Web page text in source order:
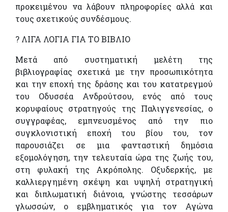
προκειμένου να λάβουν πληροφορίες αλλά και
τους σχετικούς συνδέσμους.
? ΛΙΓΑ ΛΟΓΙΑ ΓΙΑ ΤΟ ΒΙΒΛΙΟ
Μετά από συστηματική μελέτη της
βιβλιογραφίας σχετικά με την προσωπικότητα
και την εποχή της δράσης και του κατατρεγμού
του Οδυσσέα Ανδρούτσου, ενός από τους
κορυφαίους στρατηγούς της Παλιγγενεσίας, ο
συγγραφέας, εμπνευσμένος από την πιο
συγκλονιστική εποχή του βίου του, τον
παρουσιάζει σε μια φανταστική δημόσια
εξομολόγηση, την τελευταία ώρα της ζωής του,
στη φυλακή της Ακρόπολης. Οξυδερκής, με
καλλιεργημένη σκέψη και υψηλή στρατηγική
και διπλωματική διάνοια, γνώστης τεσσάρων
γλωσσών, ο εμβληματικός για τον Αγώνα